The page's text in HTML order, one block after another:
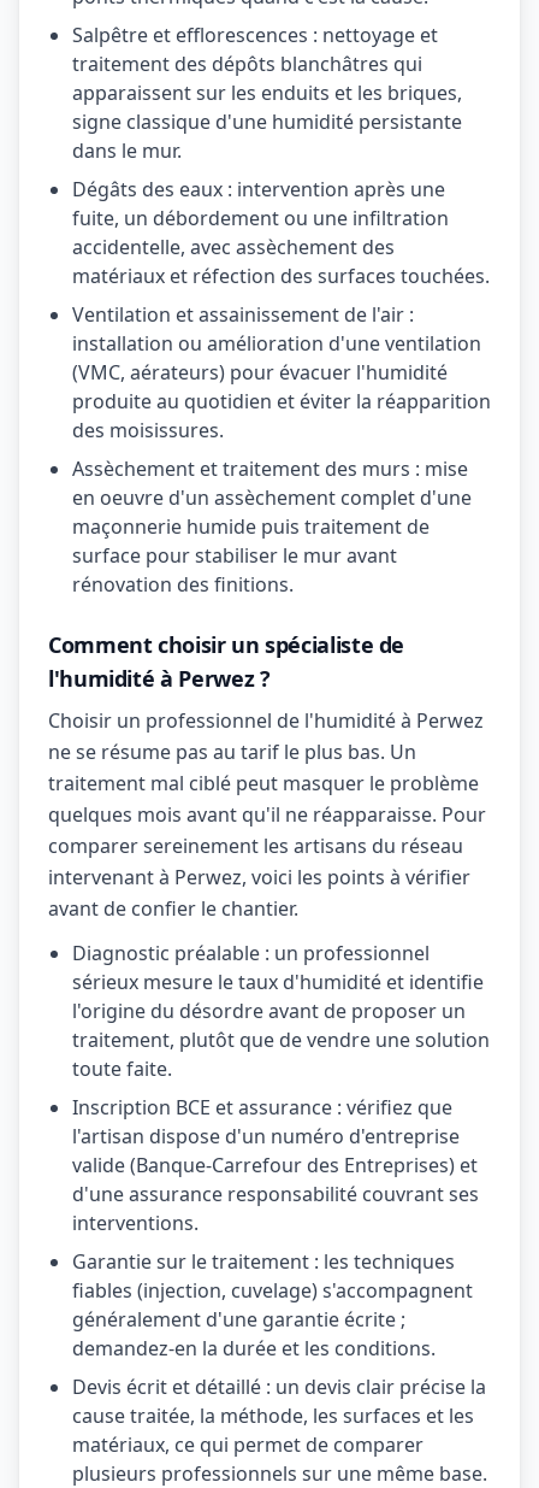
Salpêtre et efflorescences : nettoyage et
traitement des dépôts blanchâtres qui
apparaissent sur les enduits et les briques,
signe classique d'une humidité persistante
dans le mur.
Dégâts des eaux : intervention après une
fuite, un débordement ou une infiltration
accidentelle, avec assèchement des
matériaux et réfection des surfaces touchées.
Ventilation et assainissement de l'air :
installation ou amélioration d'une ventilation
(VMC, aérateurs) pour évacuer l'humidité
produite au quotidien et éviter la réapparition
des moisissures.
Assèchement et traitement des murs : mise
en oeuvre d'un assèchement complet d'une
maçonnerie humide puis traitement de
surface pour stabiliser le mur avant
rénovation des finitions.
Comment choisir un spécialiste de
l'humidité à Perwez ?
Choisir un professionnel de l'humidité à Perwez
ne se résume pas au tarif le plus bas. Un
traitement mal ciblé peut masquer le problème
quelques mois avant qu'il ne réapparaisse. Pour
comparer sereinement les artisans du réseau
intervenant à Perwez, voici les points à vérifier
avant de confier le chantier.
Diagnostic préalable : un professionnel
sérieux mesure le taux d'humidité et identifie
l'origine du désordre avant de proposer un
traitement, plutôt que de vendre une solution
toute faite.
Inscription BCE et assurance : vérifiez que
l'artisan dispose d'un numéro d'entreprise
valide (Banque-Carrefour des Entreprises) et
d'une assurance responsabilité couvrant ses
interventions.
Garantie sur le traitement : les techniques
fiables (injection, cuvelage) s'accompagnent
généralement d'une garantie écrite ;
demandez-en la durée et les conditions.
Devis écrit et détaillé : un devis clair précise la
cause traitée, la méthode, les surfaces et les
matériaux, ce qui permet de comparer
plusieurs professionnels sur une même base.